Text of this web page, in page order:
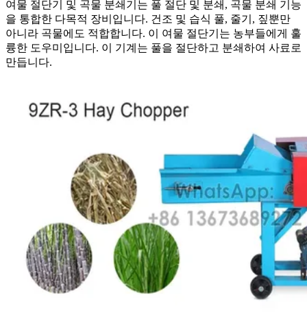
여물 절단기 및 곡물 분쇄기는 풀 절단 및 분쇄, 곡물 분쇄 기능
을 통합한 다목적 장비입니다. 건조 및 습식 풀, 줄기, 짚뿐만
아니라 곡물에도 적합합니다. 이 여물 절단기는 농부들에게 훌
륭한 도우미입니다. 이 기계는 풀을 절단하고 분쇄하여 사료로
만듭니다.